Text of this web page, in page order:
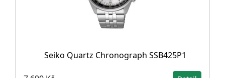
Seiko Quartz Chronograph SSB425P1